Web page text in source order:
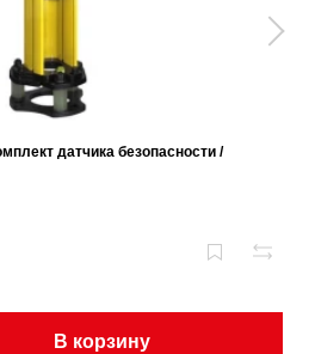
датчика безопасности /
В корзину